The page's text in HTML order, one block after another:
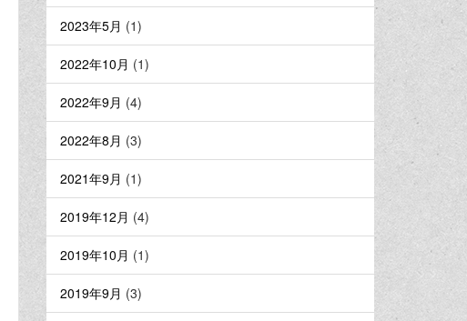
2023年5月 (1)
2022年10月 (1)
2022年9月 (4)
2022年8月 (3)
2021年9月 (1)
2019年12月 (4)
2019年10月 (1)
2019年9月 (3)